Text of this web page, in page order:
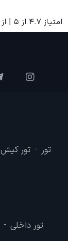
امتیاز 4.7 از 5 | از
تور - تور کیش
تور داخلی -